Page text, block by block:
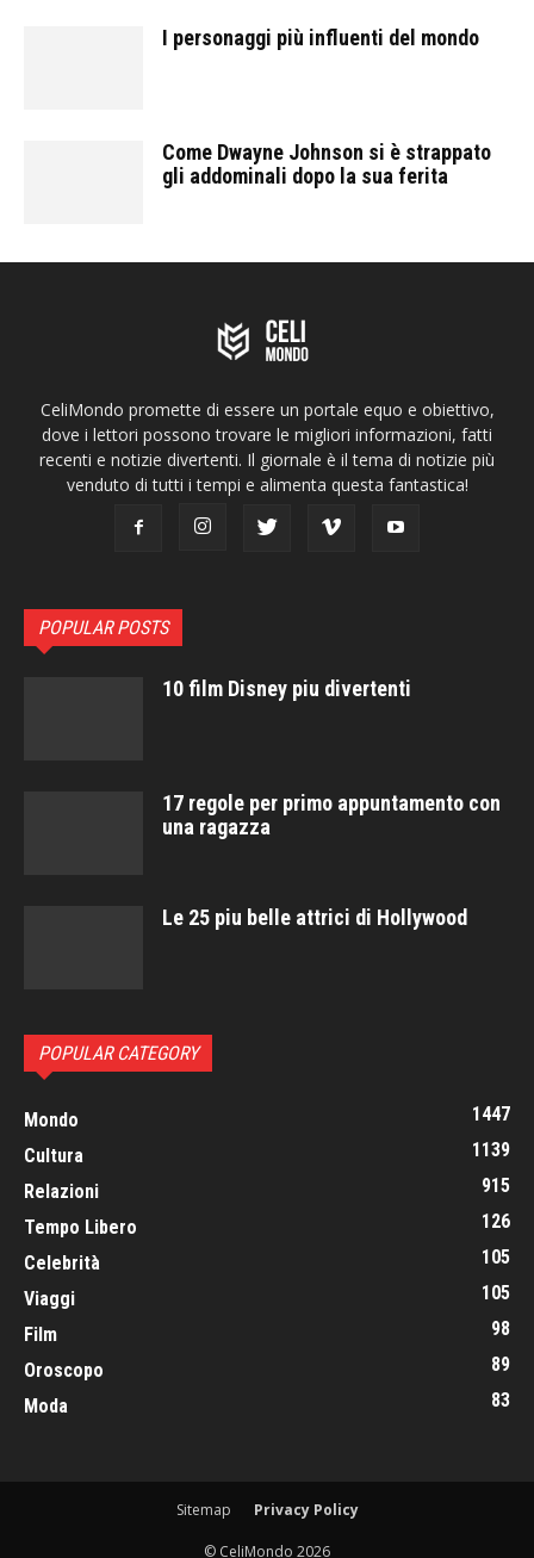
I personaggi più influenti del mondo
Come Dwayne Johnson si è strappato
gli addominali dopo la sua ferita
CeliMondo promette di essere un portale equo e obiettivo,
dove i lettori possono trovare le migliori informazioni, fatti
recenti e notizie divertenti. Il giornale è il tema di notizie più
venduto di tutti i tempi e alimenta questa fantastica!
POPULAR POSTS
10 film Disney piu divertenti
17 regole per primo appuntamento con
una ragazza
Le 25 piu belle attrici di Hollywood
POPULAR CATEGORY
Mondo
1447
Cultura
1139
Relazioni
915
Tempo Libero
126
Celebrità
105
Viaggi
105
Film
98
Oroscopo
89
Moda
83
Sitemap Privacy Policy
© CeliMondo 2026